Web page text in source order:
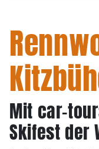
Mit car-
Skifest der